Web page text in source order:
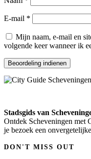
E-mail *
Mijn naam, e-mail en
volgende keer wanneer ik
Stadsgids van
Ontdek Scheveningen met
je bezoek een
DON'T MISS OUT